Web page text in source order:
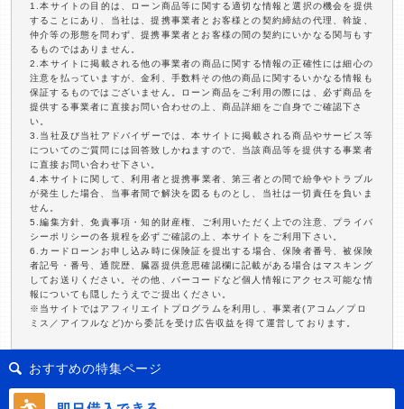
1.本サイトの目的は、ローン商品等に関する適切な情報と選択の機会を提供
することにあり、当社は、提携事業者とお客様との契約締結の代理、斡旋、
仲介等の形態を問わず、提携事業者とお客様の間の契約にいかなる関与もす
るものではありません。
2.本サイトに掲載される他の事業者の商品に関する情報の正確性には細心の
注意を払っていますが、金利、手数料その他の商品に関するいかなる情報も
保証するものではございません。ローン商品をご利用の際には、必ず商品を
提供する事業者に直接お問い合わせの上、商品詳細をご自身でご確認下さ
い。
3.当社及び当社アドバイザーでは、本サイトに掲載される商品やサービス等
についてのご質問には回答致しかねますので、当該商品等を提供する事業者
に直接お問い合わせ下さい。
4.本サイトに関して、利用者と提携事業者、第三者との間で紛争やトラブル
が発生した場合、当事者間で解決を図るものとし、当社は一切責任を負いま
せん。
5.編集方針、免責事項・知的財産権、ご利用いただく上での注意、プライバ
シーポリシーの各規程を必ずご確認の上、本サイトをご利用下さい。
6.カードローンお申し込み時に保険証を提出する場合、保険者番号、被保険
者記号・番号、通院歴、臓器提供意思確認欄に記載がある場合はマスキング
してお送りください。その他、バーコードなど個人情報にアクセス可能な情
報についても隠したうえでご提出ください。
※当サイトではアフィリエイトプログラムを利用し、事業者(アコム／プロ
ミス／アイフルなど)から委託を受け広告収益を得て運営しております。
おすすめの特集ページ